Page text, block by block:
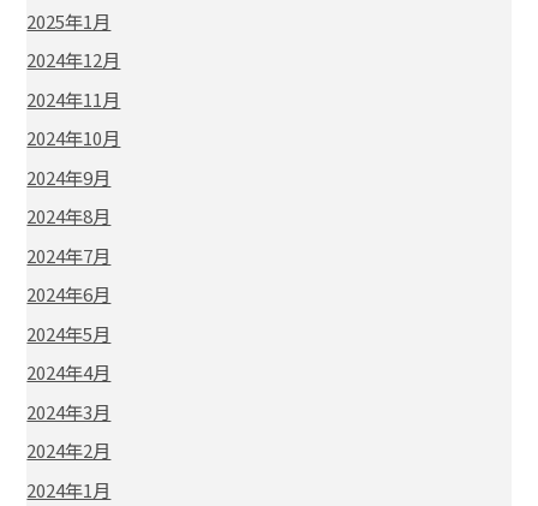
2025年1月
2024年12月
2024年11月
2024年10月
2024年9月
2024年8月
2024年7月
2024年6月
2024年5月
2024年4月
2024年3月
2024年2月
2024年1月